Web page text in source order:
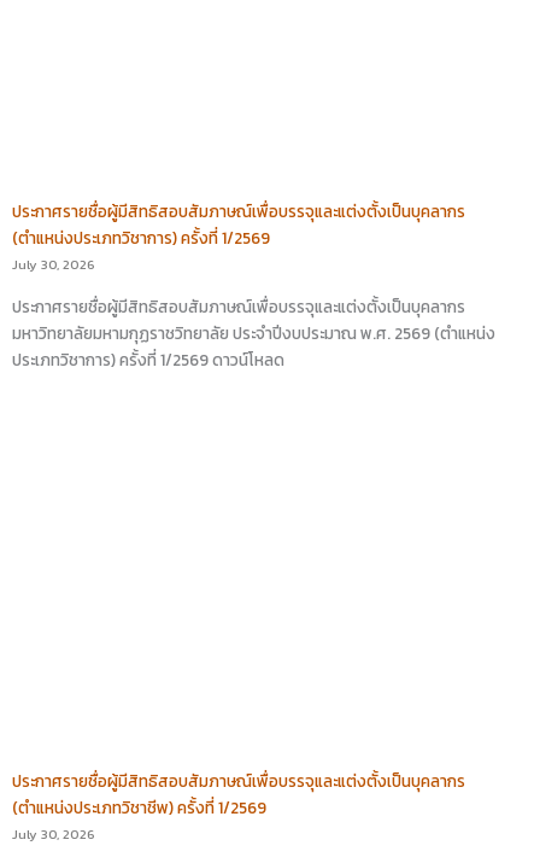
ประกาศรายชื่อผู้มีสิทธิสอบสัมภาษณ์เพื่อบรรจุและแต่งตั้งเป็นบุคลากร
(ตำแหน่งประเภทวิชาการ) ครั้งที่ 1/2569
July 30, 2026
ประกาศรายชื่อผู้มีสิทธิสอบสัมภาษณ์เพื่อบรรจุและแต่งตั้งเป็นบุคลากร
มหาวิทยาลัยมหามกุฏราชวิทยาลัย ประจำปีงบประมาณ พ.ศ. 2569 (ตำแหน่ง
ประเภทวิชาการ) ครั้งที่ 1/2569 ดาวน์โหลด
ประกาศรายชื่อผู้มีสิทธิสอบสัมภาษณ์เพื่อบรรจุและแต่งตั้งเป็นบุคลากร
(ตำแหน่งประเภทวิชาชีพ) ครั้งที่ 1/2569
July 30, 2026